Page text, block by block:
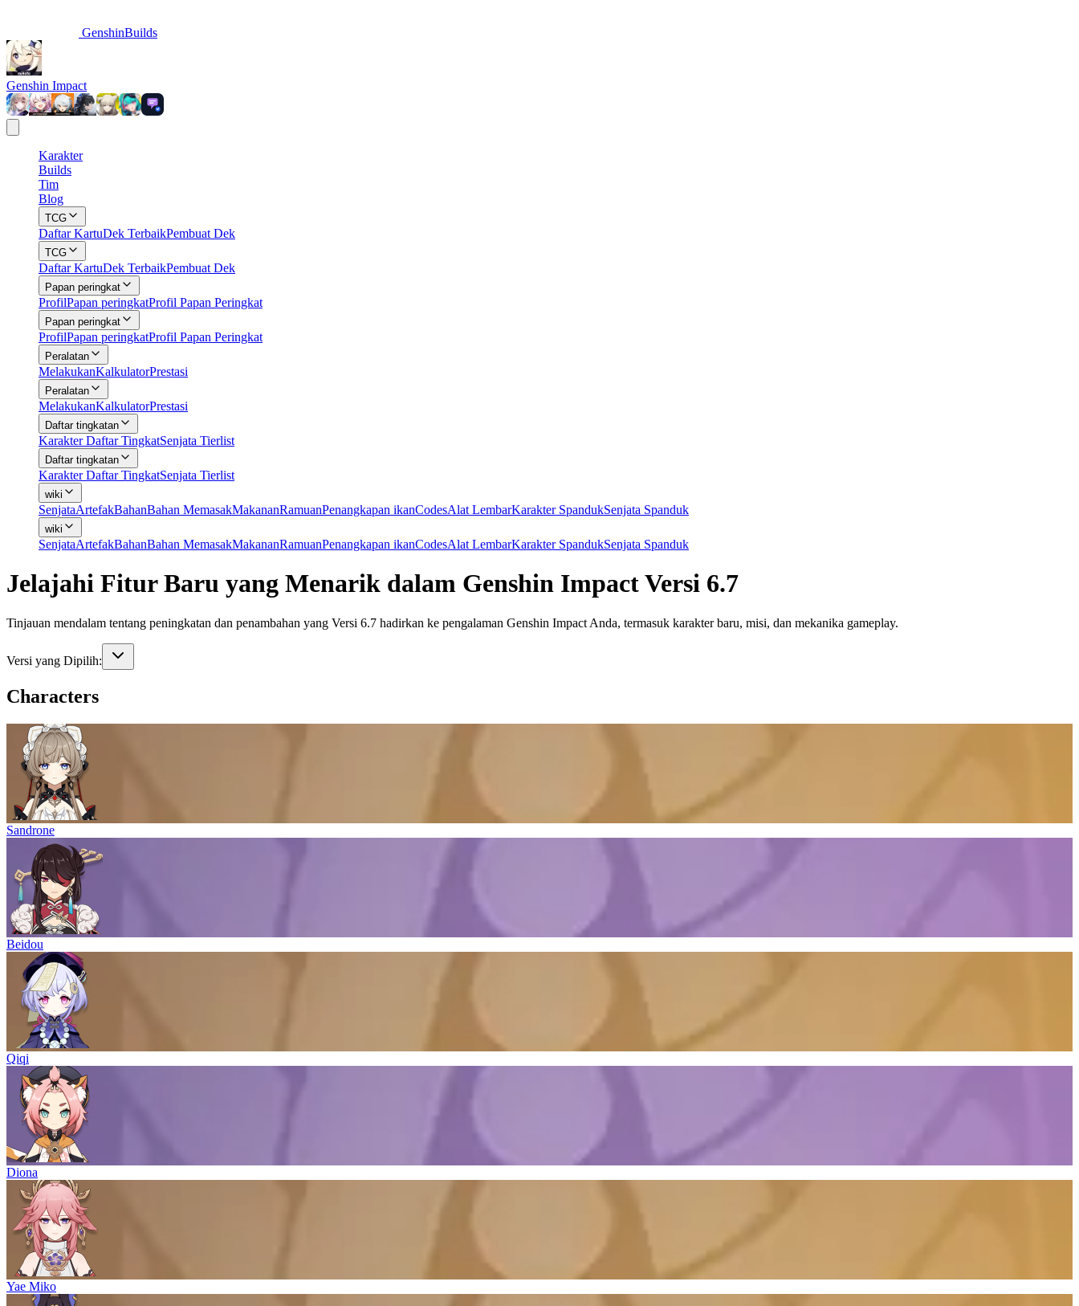
GenshinBuilds
Genshin Impact
Karakter
Builds
Tim
Blog
TCG
Daftar KartuDek TerbaikPembuat Dek
TCG
Daftar KartuDek TerbaikPembuat Dek
Papan peringkat
ProfilPapan peringkatProfil Papan Peringkat
Papan peringkat
ProfilPapan peringkatProfil Papan Peringkat
Peralatan
MelakukanKalkulatorPrestasi
Peralatan
MelakukanKalkulatorPrestasi
Daftar tingkatan
Karakter Daftar TingkatSenjata Tierlist
Daftar tingkatan
Karakter Daftar TingkatSenjata Tierlist
wiki
SenjataArtefakBahanBahan MemasakMakananRamuanPenangkapan ikanCodesAlat LembarKarakter SpandukSenjata Spanduk
wiki
SenjataArtefakBahanBahan MemasakMakananRamuanPenangkapan ikanCodesAlat LembarKarakter SpandukSenjata Spanduk
Jelajahi Fitur Baru yang Menarik dalam Genshin Impact Versi 6.7
Tinjauan mendalam tentang peningkatan dan penambahan yang Versi 6.7 hadirkan ke pengalaman Genshin Impact Anda, termasuk karakter baru, misi, dan mekanika gameplay.
Versi yang Dipilih:
Characters
Sandrone
Beidou
Qiqi
Diona
Yae Miko